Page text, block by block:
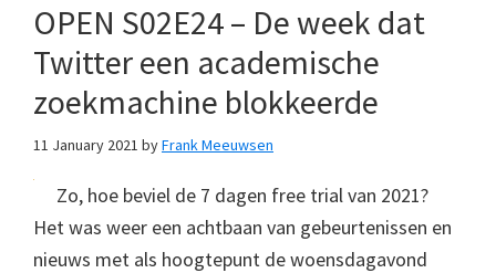
OPEN S02E24 – De week dat
Twitter een academische
zoekmachine blokkeerde
11 January 2021 byFrank Meeuwsen
Zo, hoe beviel de 7 dagen free trial van 2021?
Het was weer een achtbaan van gebeurtenissen en
nieuws met als hoogtepunt de woensdagavond